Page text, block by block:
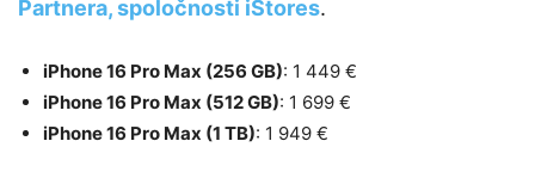
Partnera, spoločnosti iStores.
iPhone 16 Pro Max (256 GB): 1 449 €
iPhone 16 Pro Max (512 GB): 1 699 €
iPhone 16 Pro Max (1 TB): 1 949 €